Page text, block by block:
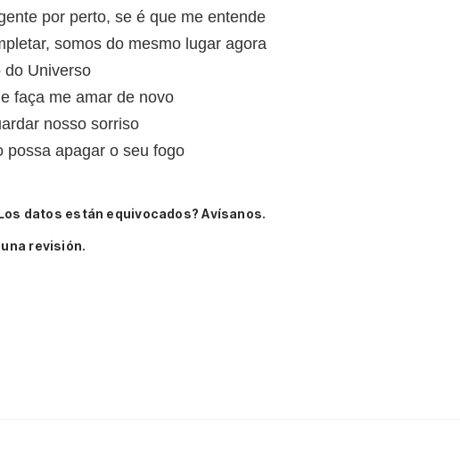
por perto, se é que me entende
somos do mesmo lugar agora
do Universo
faça me amar de novo
nosso sorriso
possa apagar o seu fogo
datos están equivocados? Avísanos.
revisión.